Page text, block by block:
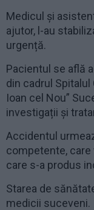
Medicul și
ajutor, l-au
urgență.
Pacientul se află
din cadrul Spitalul
Ioan cel Nou”
investigații și
Accidentul
competente,
care s-a produs
Starea de
medicii suceveni.